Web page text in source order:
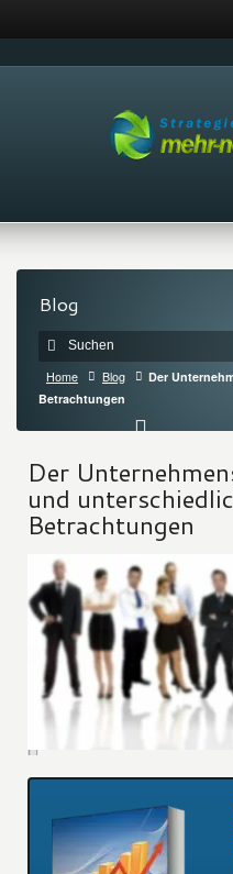
Blog
Home Blog
Der
Betrachtungen
Der
und
Betrachtungen